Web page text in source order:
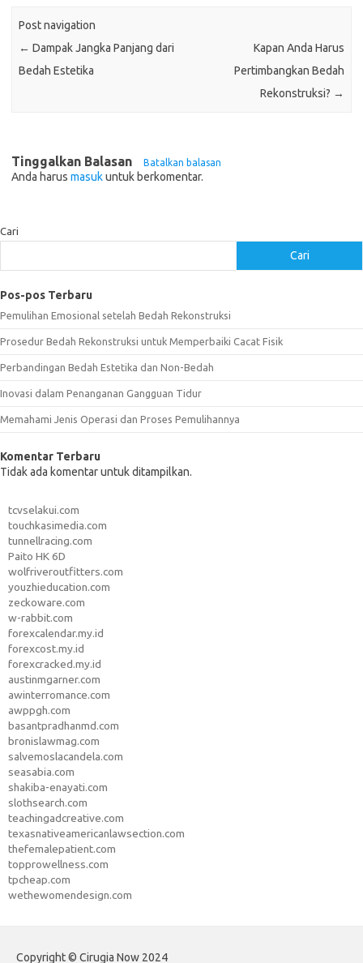
Post navigation
← Dampak Jangka Panjang dari
Bedah Estetika
Kapan Anda Harus
Pertimbangkan Bedah
Rekonstruksi? →
Tinggalkan Balasan Batalkan balasan
Anda harus masukuntuk berkomentar.
Cari
Cari
Pos-pos Terbaru
Pemulihan Emosional setelah Bedah Rekonstruksi
Prosedur Bedah Rekonstruksi untuk Memperbaiki Cacat Fisik
Perbandingan Bedah Estetika dan Non-Bedah
Inovasi dalam Penanganan Gangguan Tidur
Memahami Jenis Operasi dan Proses Pemulihannya
Komentar Terbaru
Tidak ada komentar untuk ditampilkan.
tcvselakui.com
touchkasimedia.com
tunnellracing.com
Paito HK 6D
wolfriveroutfitters.com
youzhieducation.com
zeckoware.com
w-rabbit.com
forexcalendar.my.id
forexcost.my.id
forexcracked.my.id
austinmgarner.com
awinterromance.com
awppgh.com
basantpradhanmd.com
bronislawmag.com
salvemoslacandela.com
seasabia.com
shakiba-enayati.com
slothsearch.com
teachingadcreative.com
texasnativeamericanlawsection.com
thefemalepatient.com
topprowellness.com
tpcheap.com
wethewomendesign.com
Copyright © Cirugia Now 2024